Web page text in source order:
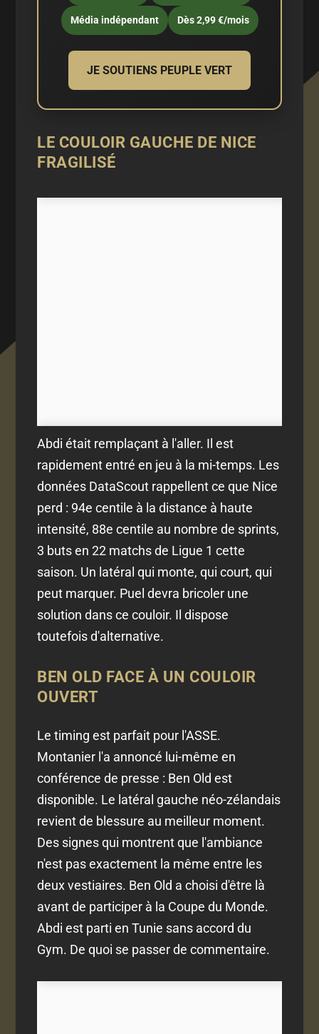
Média indépendant Dès 2,99 €/mois
JE SOUTIENS PEUPLE VERT
LE COULOIR GAUCHE DE NICE
FRAGILISÉ
Abdi était remplaçant à l'aller. Il est
rapidement entré en jeu à la mi-temps. Les
données DataScout rappellent ce que Nice
perd : 94e centile à la distance à haute
intensité, 88e centile au nombre de sprints,
3 buts en 22 matchs de Ligue 1 cette
saison. Un latéral qui monte, qui court, qui
peut marquer. Puel devra bricoler une
solution dans ce couloir. Il dispose
toutefois d'alternative.
BEN OLD FACE À UN COULOIR
OUVERT
Le timing est parfait pour l'ASSE.
Montanier l'a annoncé lui-même en
conférence de presse : Ben Old est
disponible. Le latéral gauche néo-zélandais
revient de blessure au meilleur moment.
Des signes qui montrent que l'ambiance
n'est pas exactement la même entre les
deux vestiaires. Ben Old a choisi d'être là
avant de participer à la Coupe du Monde.
Abdi est parti en Tunie sans accord du
Gym. De quoi se passer de commentaire.